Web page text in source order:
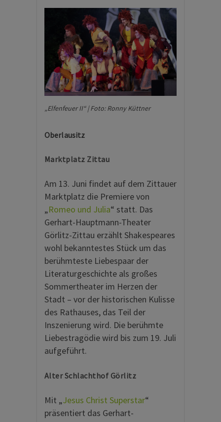
„Elfenfeuer II“ | Foto: Ronny Küttner
Oberlausitz
Marktplatz Zittau
Am 13. Juni findet auf dem Zittauer
Marktplatz die Premiere von
„Romeo und Julia“ statt. Das
Gerhart-Hauptmann-Theater
Görlitz-Zittau erzählt Shakespeares
wohl bekanntestes Stück um das
berühmteste Liebespaar der
Literaturgeschichte als großes
Sommertheater im Herzen der
Stadt – vor der historischen Kulisse
des Rathauses, das Teil der
Inszenierung wird. Die berühmte
Liebestragödie wird bis zum 19. Juli
aufgeführt.
Alter Schlachthof Görlitz
Mit „Jesus Christ Superstar“
präsentiert das Gerhart-